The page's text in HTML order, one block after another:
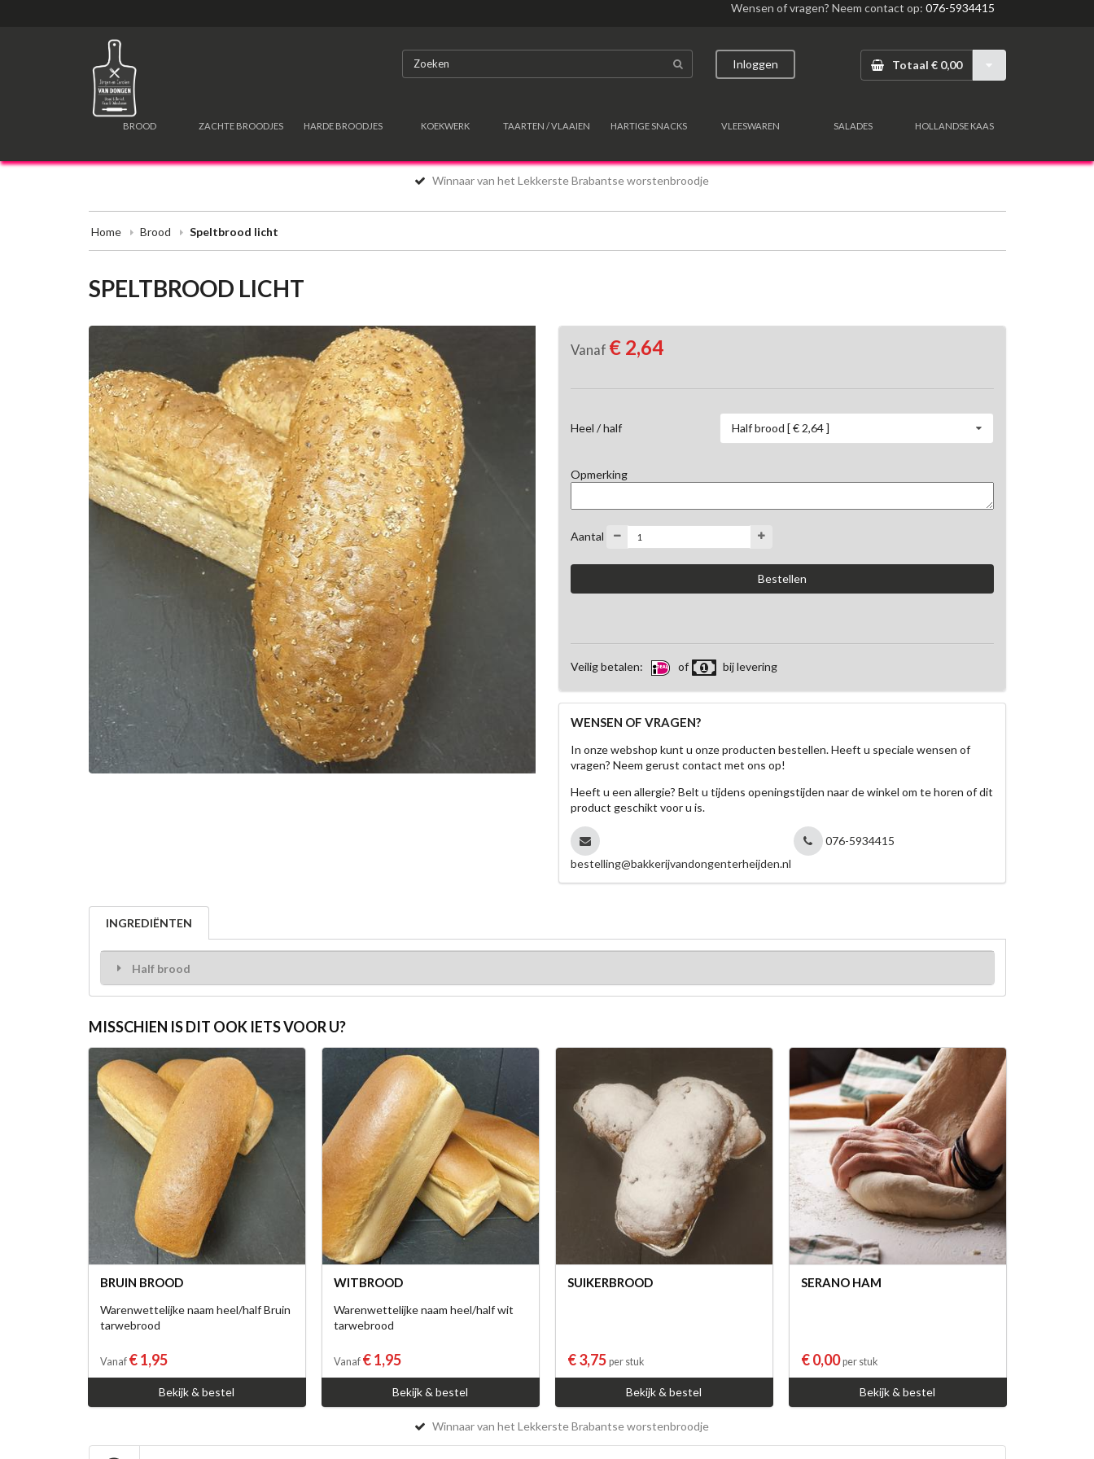
Wensen of vragen? Neem contact op: 076-5934415
Inloggen Totaal € 0,00
BROOD ZACHTE BROODJES HARDE BROODJES KOEKWERK TAARTEN / VLAAIEN HARTIGE SNACKS VLEESWAREN SALADES HOLLANDSE KAAS
Winnaar van het Lekkerste Brabantse worstenbroodje
Home Brood Speltbrood licht
SPELTBROOD LICHT
Vanaf € 2,64
Heel / half Half brood [ € 2,64 ]
Opmerking
Aantal
Veilig betalen: of bij levering
WENSEN OF VRAGEN?
In onze webshop kunt u onze producten bestellen. Heeft u speciale wensen of
vragen? Neem gerust contact met ons op!
Heeft u een allergie? Belt u tijdens openingstijden naar de winkel om te horen of dit
product geschikt voor u is.
bestelling@bakkerijvandongenterheijden.nl
076-5934415
INGREDIËNTEN
Half brood
MISSCHIEN IS DIT OOK IETS VOOR U?
BRUIN BROOD
Warenwettelijke naam heel/half Bruin
tarwebrood
Vanaf € 1,95
Bekijk & bestel
WITBROOD
Warenwettelijke naam heel/half wit
tarwebrood
Vanaf € 1,95
Bekijk & bestel
SUIKERBROOD
€ 3,75 per stuk
Bekijk & bestel
SERANO HAM
€ 0,00per stuk
Bekijk & bestel
Winnaar van het Lekkerste Brabantse worstenbroodje